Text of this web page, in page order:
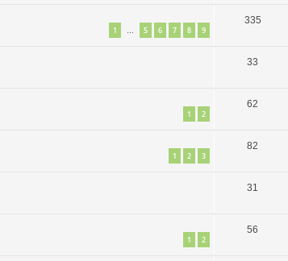
1 … 5 6 7 8 9
335
33
1 2
62
1 2 3
82
31
1 2
56